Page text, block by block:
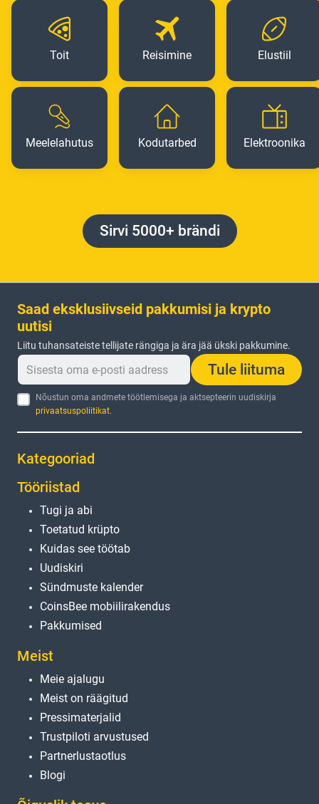
Toit Reisimine Elustiil
Meelelahutus Kodutarbed Elektroonika
Sirvi 5000+ brändi
Saad eksklusiivseid pakkumisi ja krypto
uutisi
Liitu tuhansateiste tellijate rängiga ja ära jää ükski pakkumine.
Tule liituma
Nõustun oma andmete töötlemisega ja aktsepteerin uudiskirja
privaatsuspoliitikat.
Kategooriad
Tööriistad
Tugi ja abi
Toetatud krüpto
Kuidas see töötab
Uudiskiri
Sündmuste kalender
CoinsBee mobiilirakendus
Pakkumised
Meist
Meie ajalugu
Meist on räägitud
Pressimaterjalid
Trustpiloti arvustused
Partnerlustaotlus
Blogi